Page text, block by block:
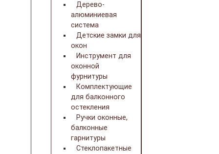
Дерево-
алюминиевая
система
Детские замки для
окон
Инструмент для
оконной
фурнитуры
Комплектующие
для балконного
остекления
Ручки оконные,
балконные
гарнитуры
Стеклопакетные